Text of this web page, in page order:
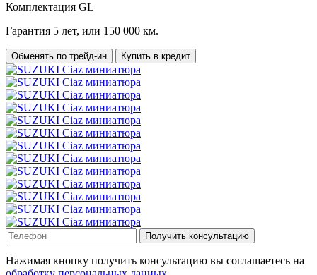
Комплектация GL
Гарантия 5 лет, или 150 000 км.
Обменять по трейд-ин Купить в кредит
Получить консультацию
Нажимая кнопку получить консультацию вы соглашаетесь на